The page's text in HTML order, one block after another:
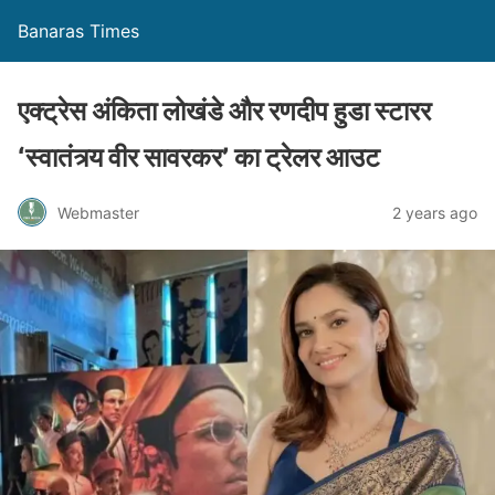
Banaras Times
एक्ट्रेस अंकिता लोखंडे और रणदीप हुडा स्टारर
‘स्वातंत्र्य वीर सावरकर’ का ट्रेलर आउट
Webmaster 2 years ago